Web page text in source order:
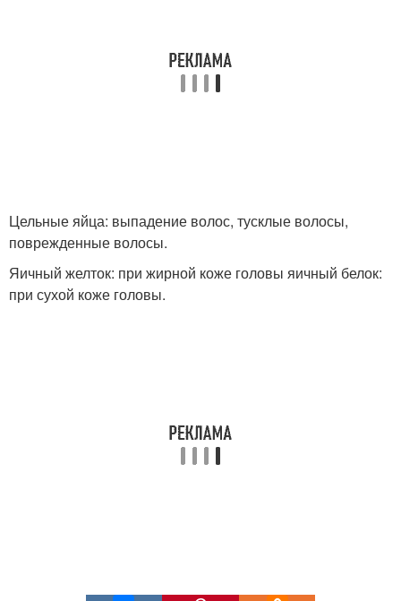
Цельные яйца: выпадение волос, тусклые волосы,
поврежденные волосы.
Яичный желток: при жирной коже головы яичный белок:
при сухой коже головы.